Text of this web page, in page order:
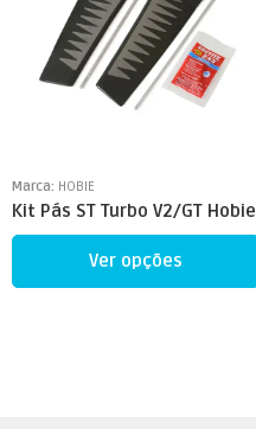
Marca: HOBIE
Kit Pás ST Turbo V2/GT Hobie
Ver opções